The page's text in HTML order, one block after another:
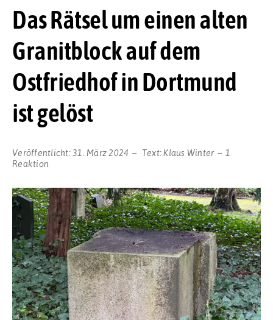
Das Rätsel um einen alten
Granitblock auf dem
Ostfriedhof in Dortmund
ist gelöst
Veröffentlicht:31. März 2024 Text:Klaus Winter
1
Reaktion